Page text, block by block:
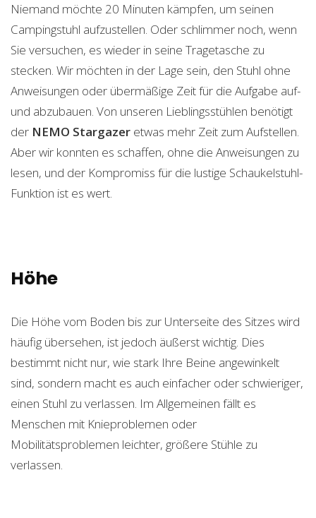
Niemand möchte 20 Minuten kämpfen, um seinen
Campingstuhl aufzustellen. Oder schlimmer noch, wenn
Sie versuchen, es wieder in seine Tragetasche zu
stecken. Wir möchten in der Lage sein, den Stuhl ohne
Anweisungen oder übermäßige Zeit für die Aufgabe auf-
und abzubauen. Von unseren Lieblingsstühlen benötigt
der NEMO Stargazer etwas mehr Zeit zum Aufstellen.
Aber wir konnten es schaffen, ohne die Anweisungen zu
lesen, und der Kompromiss für die lustige Schaukelstuhl-
Funktion ist es wert.
Höhe
Die Höhe vom Boden bis zur Unterseite des Sitzes wird
häufig übersehen, ist jedoch äußerst wichtig. Dies
bestimmt nicht nur, wie stark Ihre Beine angewinkelt
sind, sondern macht es auch einfacher oder schwieriger,
einen Stuhl zu verlassen. Im Allgemeinen fällt es
Menschen mit Knieproblemen oder
Mobilitätsproblemen leichter, größere Stühle zu
verlassen.